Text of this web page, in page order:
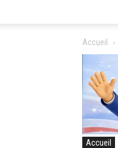
Accueil
Accueil